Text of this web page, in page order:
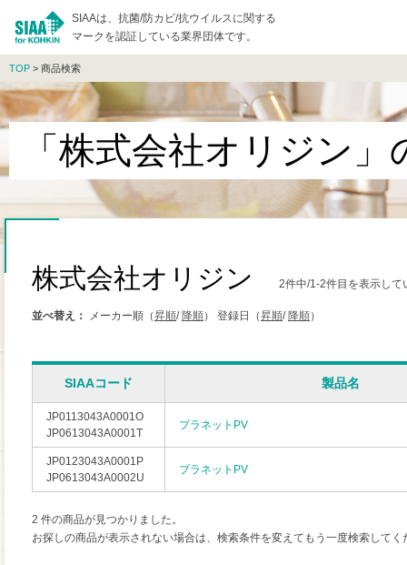
SIAAは、抗菌/防カビ/抗ウイルスに関する
マークを認証している業界団体です。
TOP > 商品検索
「株式会社オリジン
株式会社オリジン 2件中/1-2件目を表示して
並べ替え： メーカー順（昇順/ 降順） 登録日（昇順/ 降順）
SIAAコード 製品名
JP0113043A0001O
JP0613043A0001T
プラネットPV
JP0123043A0001P
JP0613043A0002U
プラネットPV
2 件の商品が見つかりました。
お探しの商品が表示されない場合は、検索条件を変えてもう一度検索してく